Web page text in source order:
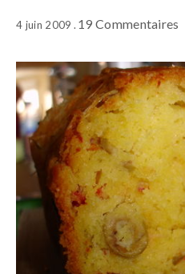
4 juin 2009 19 Commentaires